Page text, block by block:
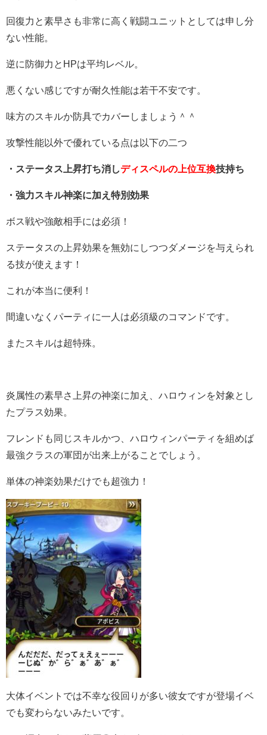
回復力と素早さも非常に高く戦闘ユニットとしては申し分
ない性能。
逆に防御力とHPは平均レベル。
悪くない感じですが耐久性能は若干不安です。
味方のスキルか防具でカバーしましょう＾＾
攻撃性能以外で優れている点は以下の二つ
・ステータス上昇打ち消しディスペルの上位互換技持ち
・強力スキル神楽に加え特別効果
ボス戦や強敵相手には必須！
ステータスの上昇効果を無効にしつつダメージを与えられ
る技が使えます！
これが本当に便利！
間違いなくパーティに一人は必須級のコマンドです。
またスキルは超特殊。
炎属性の素早さ上昇の神楽に加え、ハロウィンを対象とし
たプラス効果。
フレンドも同じスキルかつ、ハロウィンパーティを組めば
最強クラスの軍団が出来上がることでしょう。
単体の神楽効果だけでも超強力！
大体イベントでは不幸な役回りが多い彼女ですが登場イベ
でも変わらないみたいです。